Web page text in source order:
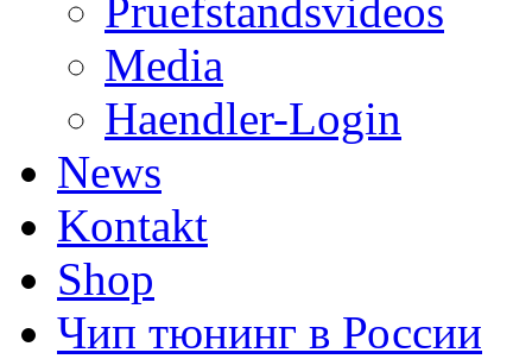
Pruefstandsvideos
Media
Haendler-Login
News
Kontakt
Shop
Чип тюнинг в России